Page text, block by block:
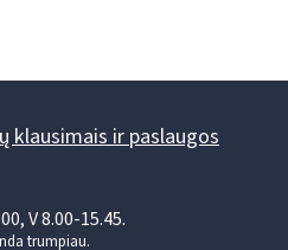
klausimais ir paslaugos
V 8.00-15.45.
trumpiau.